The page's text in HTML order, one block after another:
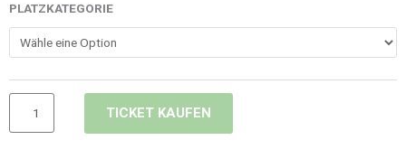
PLATZKATEGORIE
-
11.10.2026
Menge
TICKET KAUFEN